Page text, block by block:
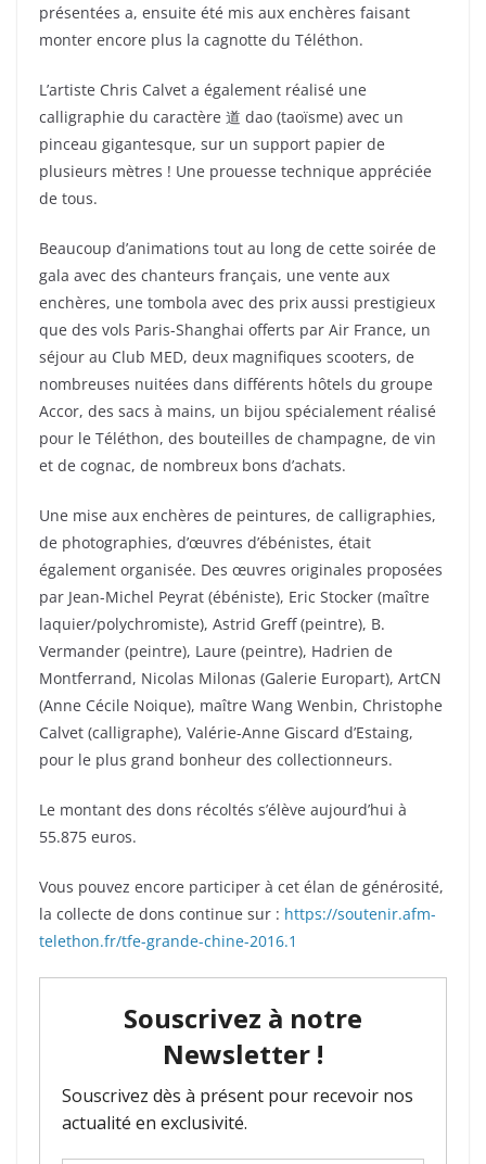
présentées a, ensuite été mis aux enchères faisant
monter encore plus la cagnotte du Téléthon.
L’artiste Chris Calvet a également réalisé une
calligraphie du caractère 道 dao (taoïsme) avec un
pinceau gigantesque, sur un support papier de
plusieurs mètres ! Une prouesse technique appréciée
de tous.
Beaucoup d’animations tout au long de cette soirée de
gala avec des chanteurs français, une vente aux
enchères, une tombola avec des prix aussi prestigieux
que des vols Paris-Shanghai offerts par Air France, un
séjour au Club MED, deux magnifiques scooters, de
nombreuses nuitées dans différents hôtels du groupe
Accor, des sacs à mains, un bijou spécialement réalisé
pour le Téléthon, des bouteilles de champagne, de vin
et de cognac, de nombreux bons d’achats.
Une mise aux enchères de peintures, de calligraphies,
de photographies, d’œuvres d’ébénistes, était
également organisée. Des œuvres originales proposées
par Jean-Michel Peyrat (ébéniste), Eric Stocker (maître
laquier/polychromiste), Astrid Greff (peintre), B.
Vermander (peintre), Laure (peintre), Hadrien de
Montferrand, Nicolas Milonas (Galerie Europart), ArtCN
(Anne Cécile Noique), maître Wang Wenbin, Christophe
Calvet (calligraphe), Valérie-Anne Giscard d’Estaing,
pour le plus grand bonheur des collectionneurs.
Le montant des dons récoltés s’élève aujourd’hui à
55.875 euros.
Vous pouvez encore participer à cet élan de générosité,
la collecte de dons continue sur : https://soutenir.afm-
telethon.fr/tfe-grande-chine-2016.1